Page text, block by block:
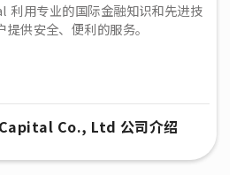
用专业的国际金融知识和先进技
提供安全、便利的服务。
Co., Ltd 公司介绍